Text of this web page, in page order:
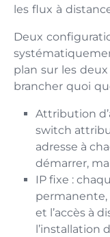
les flux à
Deux
plan sur les
brancher quoi
Attribution
switch
adresse à
démarrer,
IP fixe :
permanente,
et l’accès à
l’installation